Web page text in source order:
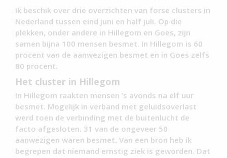
Ik beschik over drie overzichten van forse clusters in
Nederland tussen eind juni en half juli. Op die
plekken, onder andere in Hillegom en Goes, zijn
samen bijna 100 mensen besmet. In Hillegom is 60
procent van de aanwezigen besmet en in Goes zelfs
80 procent.
Het cluster in Hillegom
In Hillegom raakten mensen ’s avonds na elf uur
besmet. Mogelijk in verband met geluidsoverlast
werd toen de verbinding met de buitenlucht de
facto afgesloten. 31 van de ongeveer 50
aanwezigen waren besmet. Van een bron heb ik
begrepen dat niemand ernstig ziek is geworden. Dat